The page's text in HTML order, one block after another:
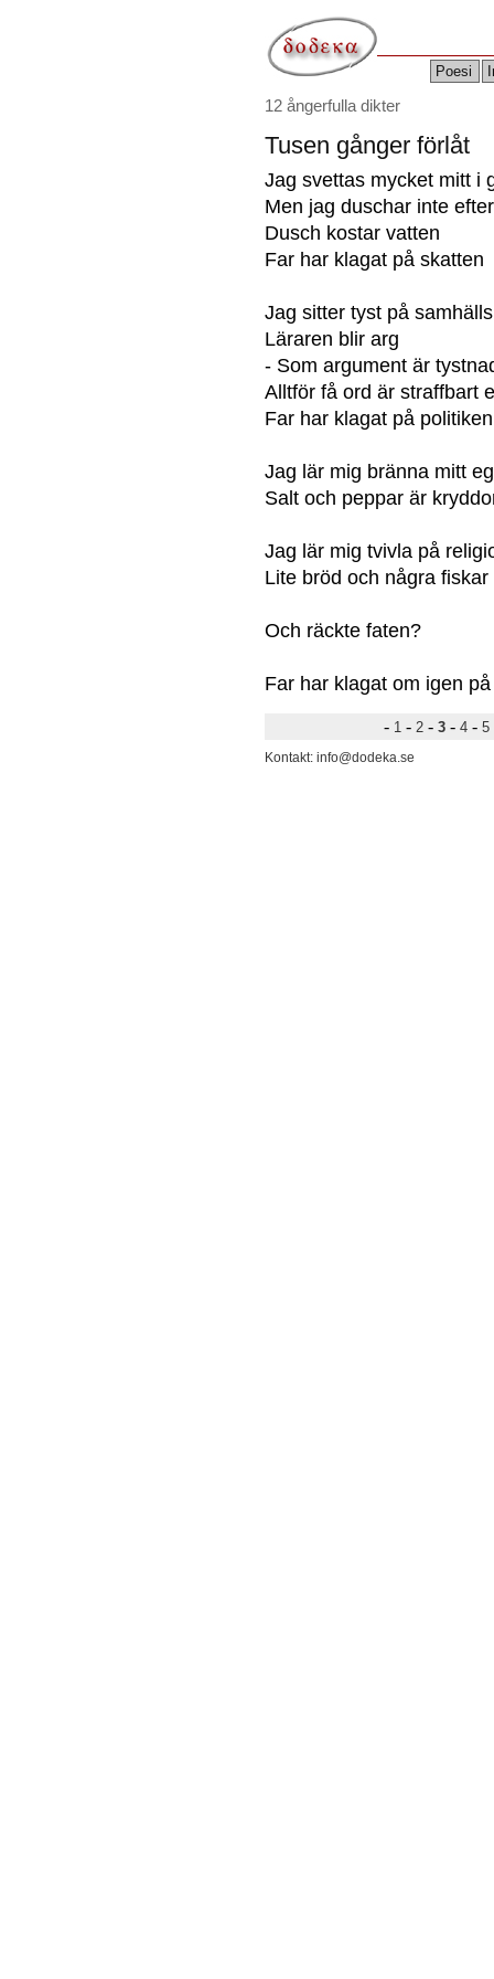
Poesi
12 ångerfulla dikter
Tusen gånger förlåt
Jag svettas mycket mitt i
Men jag duschar inte
Dusch kostar vatten
Far har klagat på skatten
Jag sitter tyst på
Läraren blir arg
- Som argument är
Alltför få ord är straffbart
Far har klagat på politiken
Jag lär mig bränna mitt
Salt och peppar är
Jag lär mig tvivla på
Lite bröd och några
Och räckte faten?
Far har klagat om igen
-1 -2 - 3 -4 -5
Kontakt: info@dodeka.se